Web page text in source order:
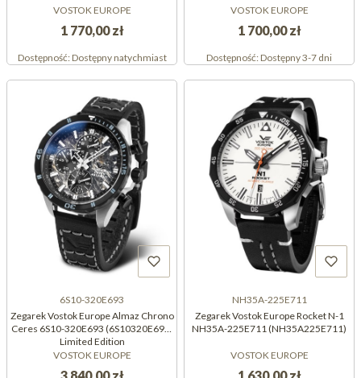
VOSTOK EUROPE
1 770,00 zł
Dostępność:Dostępny natychmiast
VOSTOK EUROPE
1 700,00 zł
Dostępność:Dostępny 3-7 dni
6S10-320E693
Zegarek Vostok Europe Almaz Chrono
Ceres 6S10-320E693 (6S10320E693)
Limited Edition
VOSTOK EUROPE
NH35A-225E711
Zegarek Vostok Europe Rocket N-1
NH35A-225E711 (NH35A225E711)
VOSTOK EUROPE